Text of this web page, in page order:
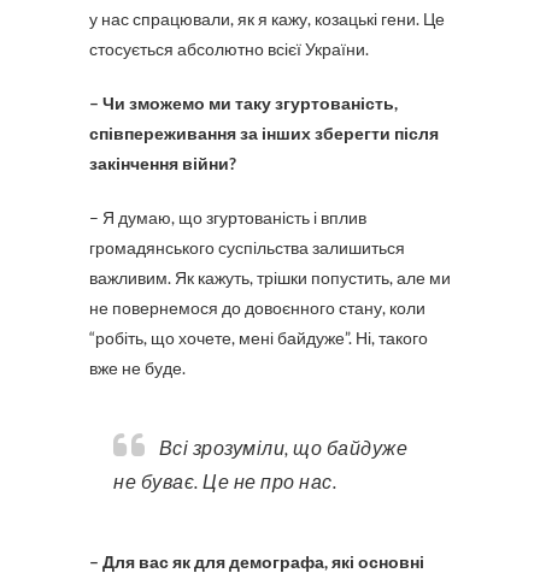
у нас спрацювали, як я кажу, козацькі гени. Це
стосується абсолютно всієї України.
– Чи зможемо ми таку згуртованість,
співпереживання за інших зберегти після
закінчення війни?
– Я думаю, що згуртованість і вплив
громадянського суспільства залишиться
важливим. Як кажуть, трішки попустить, але ми
не повернемося до довоєнного стану, коли
“робіть, що хочете, мені байдуже”. Ні, такого
вже не буде.
Всі зрозуміли, що байдуже
не буває. Це не про нас.
– Для вас як для демографа, які основні